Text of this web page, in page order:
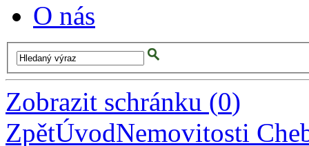
O nás
Zobrazit schránku (0)
ZpětÚvodNemovitosti